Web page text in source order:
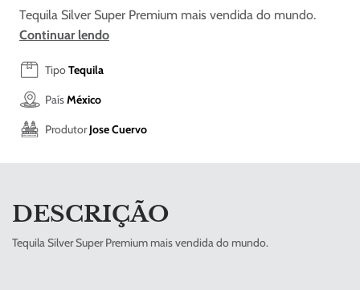
Tequila Silver Super Premium mais vendida do mundo.
Continuar lendo
TipoTequila
PaísMéxico
Produtor Jose Cuervo
DESCRIÇÃO
Tequila Silver Super Premium mais vendida do mundo.